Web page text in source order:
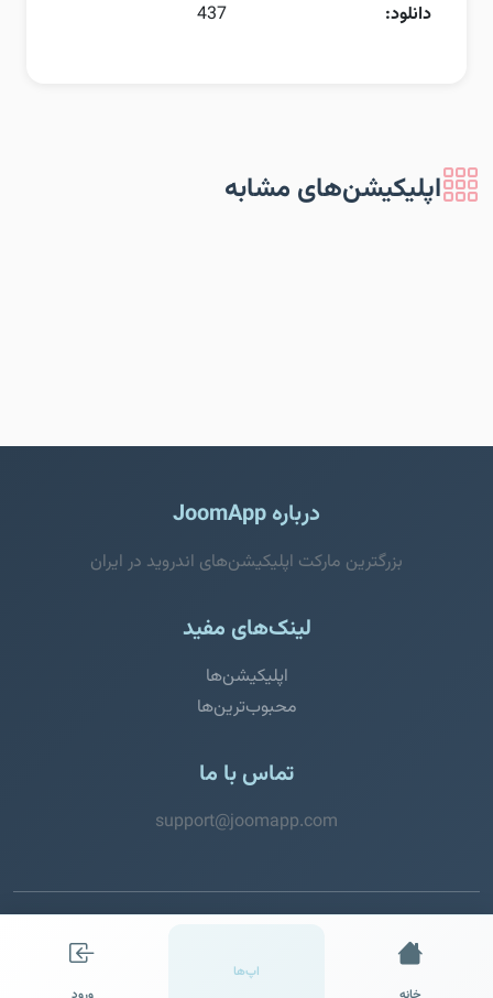
دانلود:
437
اپلیکیشن‌های مشابه
درباره JoomApp
بزرگترین مارکت اپلیکیشن‌های اندروید در ایران
لینک‌های مفید
اپلیکیشن‌ها
محبوب‌ترین‌ها
تماس با ما
support@joomapp.com
© 2026 JoomApp. تمامی حقوق محفوظ است.
اپ‌ها